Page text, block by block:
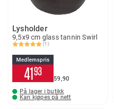
Lysholder
9,5x9 cm glass tannin Swirl
Karakter:
(1)
5.0 av 5 mulige
Medlemspris
4193
59 90
På lager i butikk
Kan kjøpes på nett